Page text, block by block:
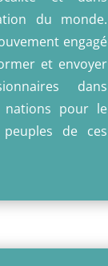
du monde.
engagé
et envoyer
dans
nations pour le
de ces